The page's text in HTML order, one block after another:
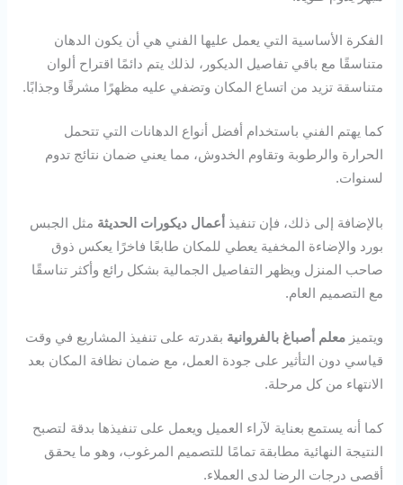
الفكرة الأساسية التي يعمل عليها الفني هي أن يكون الدهان
متناسقًا مع باقي تفاصيل الديكور، لذلك يتم دائمًا اقتراح ألوان
متناسقة تزيد من اتساع المكان وتضفي عليه مظهرًا مشرقًا وجذابًا.
كما يهتم الفني باستخدام أفضل أنواع الدهانات التي تتحمل
الحرارة والرطوبة وتقاوم الخدوش، مما يعني ضمان نتائج تدوم
لسنوات.
بالإضافة إلى ذلك، فإن تنفيذ أعمال ديكورات الحديثة مثل الجبس
بورد والإضاءة المخفية يعطي للمكان طابعًا فاخرًا يعكس ذوق
صاحب المنزل ويظهر التفاصيل الجمالية بشكل رائع وأكثر تناسقًا
مع التصميم العام.
ويتميزمعلم أصباغ بالفروانية بقدرته على تنفيذ المشاريع في وقت
قياسي دون التأثير على جودة العمل، مع ضمان نظافة المكان بعد
الانتهاء من كل مرحلة.
كما أنه يستمع بعناية لآراء العميل ويعمل على تنفيذها بدقة لتصبح
النتيجة النهائية مطابقة تمامًا للتصميم المرغوب، وهو ما يحقق
أقصى درجات الرضا لدى العملاء.